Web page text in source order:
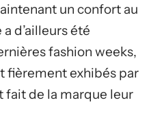
un confort au
d’ailleurs été
fashion weeks,
fièrement exhibés par
fait de la marque leur